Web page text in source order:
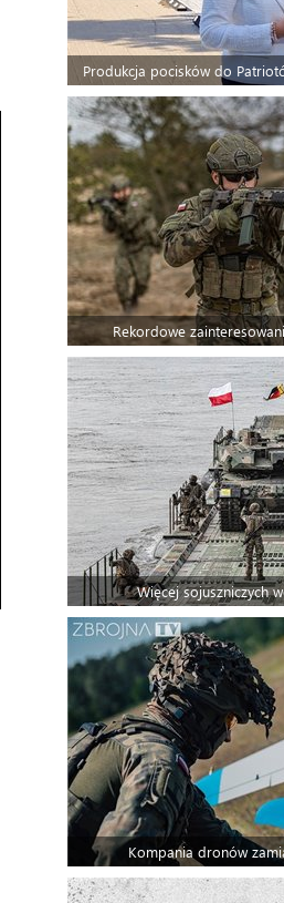
Produkcja pocisków do
Rekordowe
Więcej sojuszniczych
Kompania dronów